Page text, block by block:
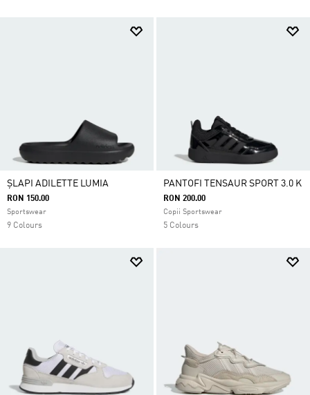
ȘLAPI ADILETTE LUMIA
RON 150.00
Sportswear
9 Colours
PANTOFI TENSAUR SPORT 3.0 K
RON 200.00
Copii Sportswear
5 Colours